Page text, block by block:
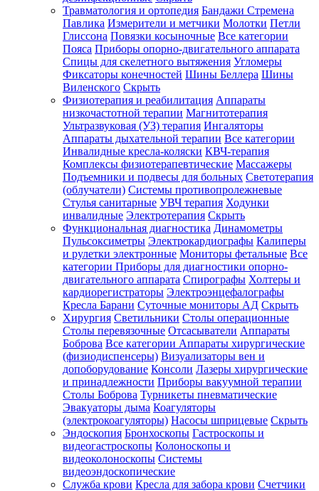
Травматология и ортопедия Бандажи Стремена
Павлика Измерители и метчики Молотки Петли
Глиссона Повязки косыночные Все категории
Пояса Приборы опорно-двигательного аппарата
Спицы для скелетного вытяжения Угломеры
Фиксаторы конечностей Шины Беллера Шины
Виленского Скрыть
Физиотерапия и реабилитация Аппараты
низкочастотной терапии Магнитотерапия
Ультразвуковая (УЗ) терапия Ингаляторы
Аппараты дыхательной терапии Все категории
Инвалидные кресла-коляски КВЧ-терапия
Комплексы физиотерапевтические Массажеры
Подъемники и подвесы для больных Светотерапия
(облучатели) Системы противопролежневые
Стулья санитарные УВЧ терапия Ходунки
инвалидные Электротерапия Скрыть
Функциональная диагностика Динамометры
Пульсоксиметры Электрокардиографы Калиперы
и рулетки электронные Мониторы фетальные Все
категории Приборы для диагностики опорно-
двигательного аппарата Спирографы Холтеры и
кардиорегистраторы Электроэнцефалографы
Кресла Барани Суточные мониторы АД Скрыть
Хирургия Светильники Столы операционные
Столы перевязочные Отсасыватели Аппараты
Боброва Все категории Аппараты хирургические
(физиодиспенсеры) Визуализаторы вен и
допоборудование Консоли Лазеры хирургические
и принадлежности Приборы вакуумной терапии
Столы Боброва Турникеты пневматические
Эвакуаторы дыма Коагуляторы
(электрокоагуляторы) Насосы шприцевые Скрыть
Эндоскопия Бронхоскопы Гастроскопы и
видеогастроскопы Колоноскопы и
видеоколоноскопы Системы
видеоэндоскопические
Служба крови Кресла для забора крови Счетчики